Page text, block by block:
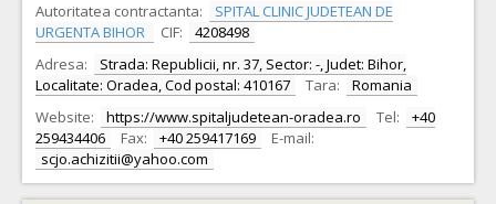
Autoritatea contractanta:
SPITAL CLINIC JUDETEAN DE
URGENTA BIHOR
CIF:
4208498
Adresa:
Strada: Republicii, nr. 37, Sector: -, Judet: Bihor,
Localitate: Oradea, Cod postal: 410167
Tara:
Romania
Website:
https://www.spitaljudetean-oradea.ro Tel:
+40
259434406
Fax: +40 259417169
E-mail:
scjo.achizitii@yahoo.com